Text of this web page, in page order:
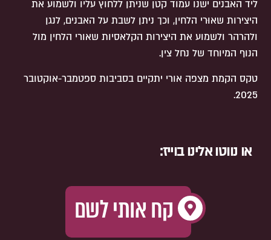
ליד האבנים ישנו עמוד קטן שניתן ללחוץ עליו ולשמוע את
היצירות שאוּרי הלחין, וכך ניתן לשבת על האבנים, לנגן
ולהרהר ולשמוע את היצירות הקלאסיות שאורי הלחין מול
הנוף המיוחד של נחל צין.
טקס הקמת מצפה אורי יתקיים בסביבות ספטמבר-אוקטובר
2025.
או נווטו אלינו בוייז:
קח אותי לשם